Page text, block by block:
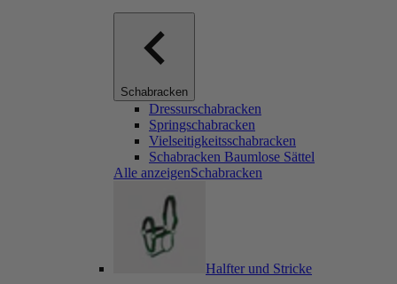
Schabracken
Dressurschabracken
Springschabracken
Vielseitigkeitsschabracken
Schabracken Baumlose Sättel
Alle anzeigenSchabracken
Halfter und Stricke